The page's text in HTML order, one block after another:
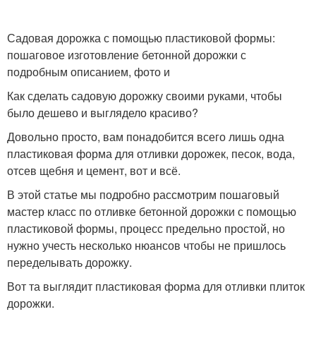
Садовая дорожка с помощью пластиковой формы:
пошаговое изготовление бетонной дорожки с
подробным описанием, фото и
Как сделать садовую дорожку своими руками, чтобы
было дешево и выглядело красиво?
Довольно просто, вам понадобится всего лишь одна
пластиковая форма для отливки дорожек, песок, вода,
отсев щебня и цемент, вот и всё.
В этой статье мы подробно рассмотрим пошаговый
мастер класс по отливке бетонной дорожки с помощью
пластиковой формы, процесс предельно простой, но
нужно учесть несколько нюансов чтобы не пришлось
переделывать дорожку.
Вот та выглядит пластиковая форма для отливки плиток
дорожки.